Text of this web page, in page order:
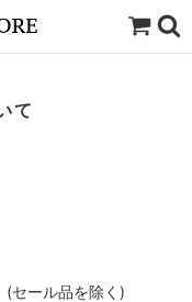
て
セール品を除く)